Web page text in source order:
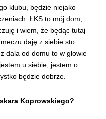
klubu, będzie niejako
ŁKS to mój dom,
i wiem, że będąc tutaj
daję z siebie sto
dala od domu to w głowie
u siebie, jestem o
będzie dobrze.
Koprowskiego?